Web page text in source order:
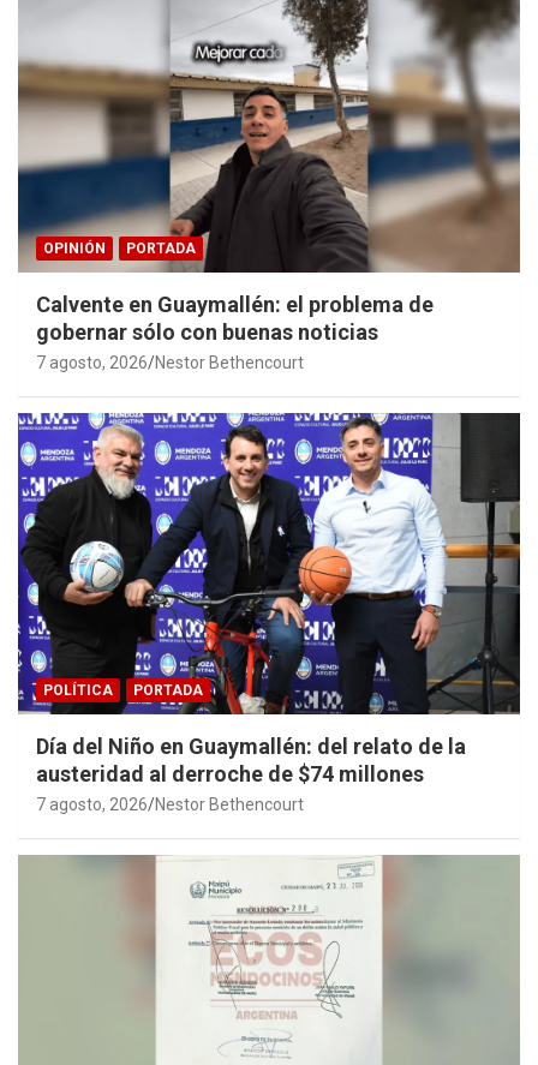
OPINIÓN PORTADA
Calvente en Guaymallén: el problema de
gobernar sólo con buenas noticias
7 agosto, 2026 Nestor Bethencourt
POLÍTICA PORTADA
Día del Niño en Guaymallén: del relato de la
austeridad al derroche de $74 millones
7 agosto, 2026 Nestor Bethencourt